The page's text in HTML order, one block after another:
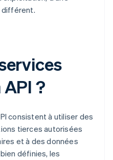
différent.
?
consistent à utiliser des
tierces autorisées
et à des données
définies, les